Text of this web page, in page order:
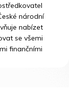
národní
nabízet
se všemi
finančními